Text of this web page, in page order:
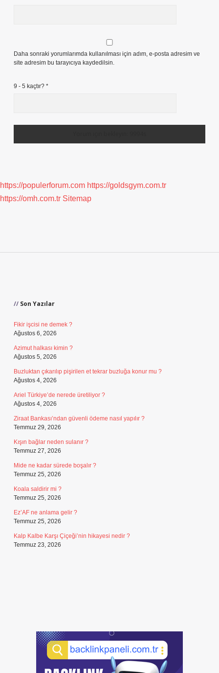
Daha sonraki yorumlarımda kullanılması için adım, e-posta adresim ve
site adresim bu tarayıcıya kaydedilsin.
9 - 5 kaçtır? *
https://populerforum.com https://goldsgym.com.tr
https://omh.com.tr Sitemap
Son Yazılar
Fikir işcisi ne demek ?
Ağustos 6, 2026
Azimut halkası kimin ?
Ağustos 5, 2026
Buzluktan çıkarılıp pişirilen et tekrar buzluğa konur mu ?
Ağustos 4, 2026
Ariel Türkiye’de nerede üretiliyor ?
Ağustos 4, 2026
Ziraat Bankası’ndan güvenli ödeme nasıl yapılır ?
Temmuz 29, 2026
Kışın bağlar neden sulanır ?
Temmuz 27, 2026
Mide ne kadar sürede boşalır ?
Temmuz 25, 2026
Koala saldirir mi ?
Temmuz 25, 2026
Ez’AF ne anlama gelir ?
Temmuz 25, 2026
Kalp Kalbe Karşı Çiçeği’nin hikayesi nedir ?
Temmuz 23, 2026